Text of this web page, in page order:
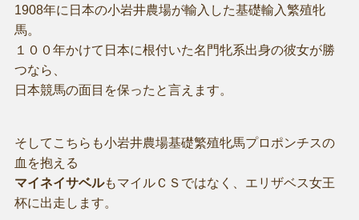
1908年に日本の小岩井農場が輸入した基礎輸入繁殖牝
馬。
１００年かけて日本に根付いた名門牝系出身の彼女が勝
つなら、
日本競馬の面目を保ったと言えます。
そしてこちらも小岩井農場基礎繁殖牝馬プロポンチスの
血を抱える
マイネイサベルもマイルＣＳではなく、エリザベス女王
杯に出走します。